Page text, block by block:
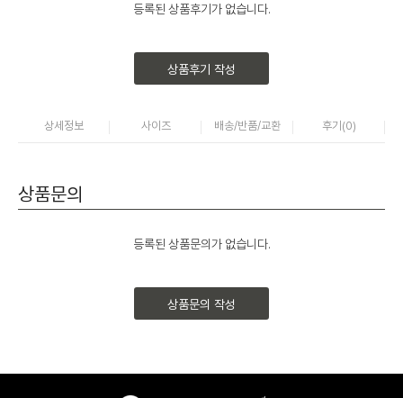
등록된 상품후기가 없습니다.
상품후기 작성
상세정보 사이즈 배송/반품/교환 후기(0)
상품문의
등록된 상품문의가 없습니다.
상품문의 작성